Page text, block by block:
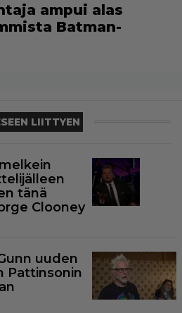
ampui alas
Batman-
LIITTYEN
tänä
Clooney
uuden
Pattinsonin